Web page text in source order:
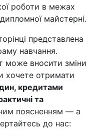
роботи в межах
майстерні.
представлена
навчання.
може вносити зміни
хочете отримати
кредитами
та
поясненням — а
до нас: